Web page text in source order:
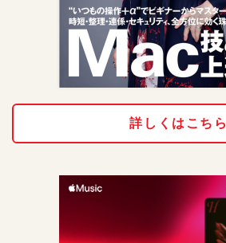
詳しくはこちら